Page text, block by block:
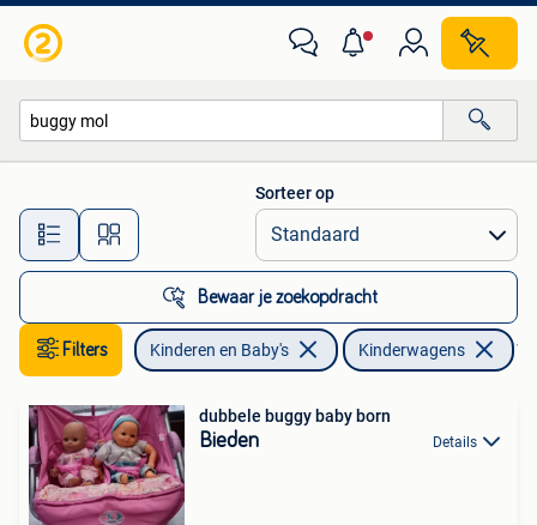
Alle afstanden…
Sorteer op
Bewaar je zoekopdracht
Filters Kinderen en Baby's Kinderwagens
dubbele buggy baby born
Bieden Details